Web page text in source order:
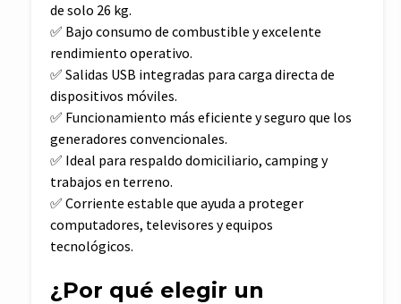
de solo 26 kg.
✅ Bajo consumo de combustible y excelente
rendimiento operativo.
✅ Salidas USB integradas para carga directa de
dispositivos móviles.
✅ Funcionamiento más eficiente y seguro que los
generadores convencionales.
✅ Ideal para respaldo domiciliario, camping y
trabajos en terreno.
✅ Corriente estable que ayuda a proteger
computadores, televisores y equipos
tecnológicos.
¿Por qué elegir un